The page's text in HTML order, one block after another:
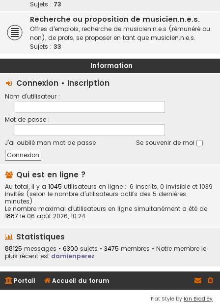
Sujets : 73
Recherche ou proposition de musicien.n.e.s.
Offres d'emplois, recherche de musicien.n.e.s (rémunéré ou
non), de profs, se proposer en tant que musicien.n.e.s.
Sujets : 33
Information
Connexion • Inscription
Nom d’utilisateur :
Mot de passe :
J’ai oublié mon mot de passe Se souvenir de moi
Qui est en ligne ?
Au total, il y a 1045 utilisateurs en ligne :: 6 inscrits, 0 invisible et 1039
invités (selon le nombre d’utilisateurs actifs des 5 dernières
minutes)
Le nombre maximal d’utilisateurs en ligne simultanément a été de
1887 le 06 août 2026, 10:24
Statistiques
88125 messages • 6300 sujets • 3475 membres • Notre membre le
plus récent est damienperez
Portail Accueil du forum
Flat Style by Ian Bradley